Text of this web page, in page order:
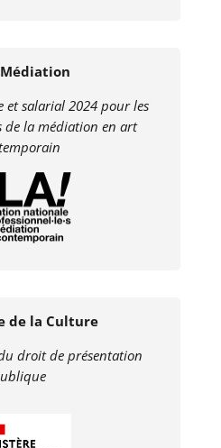
Médiation
et salarial 2024 pour les
de la médiation en art
de la Culture
droit de présentation